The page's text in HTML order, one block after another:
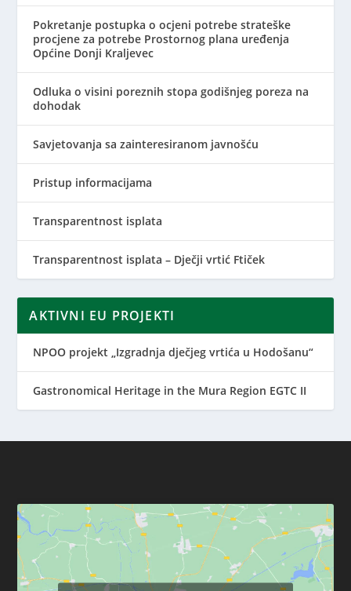
Pokretanje postupka o ocjeni potrebe strateške
procjene za potrebe Prostornog plana uređenja
Općine Donji Kraljevec
Odluka o visini poreznih stopa godišnjeg poreza na
dohodak
Savjetovanja sa zainteresiranom javnošću
Pristup informacijama
Transparentnost isplata
Transparentnost isplata – Dječji vrtić Ftiček
AKTIVNI EU PROJEKTI
NPOO projekt „Izgradnja dječjeg vrtića u Hodošanu“
Gastronomical Heritage in the Mura Region EGTC II